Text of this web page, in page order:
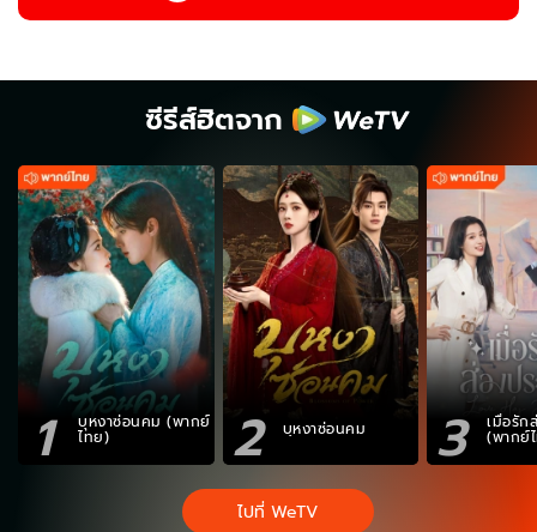
ซีรีส์ฮิตจาก
1 บุหงาซ่อนคม (พากย์
ไทย) 2 บุหงาซ่อนคม 3 เมื่อรัก
(พากย์
ไปที่ WeTV